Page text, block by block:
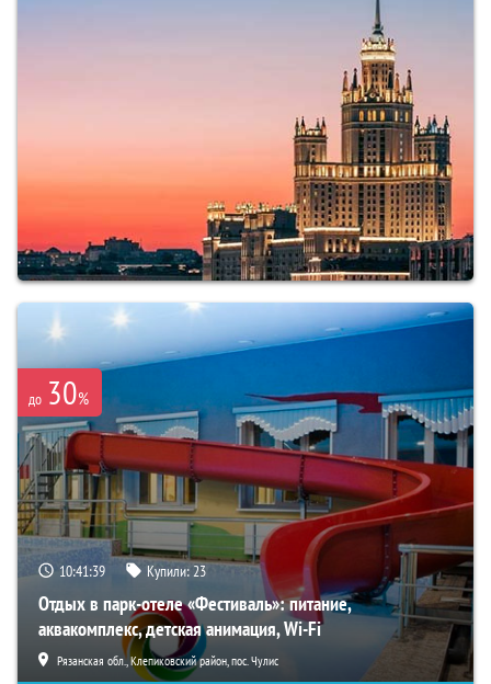
до 30%
10:41:38 Купили:23
Отдых в парк-отеле «Фестиваль»: питание,
аквакомплекс, детская анимация, Wi-Fi
Рязанская обл., Клепиковский район, пос. Чулис